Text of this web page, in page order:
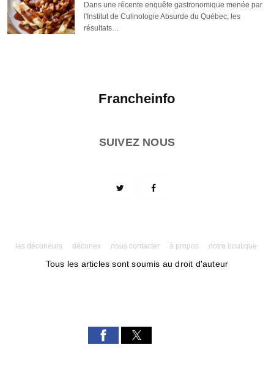
Dans une récente enquête gastronomique menée par
l'Institut de Culinologie Absurde du Québec, les
résultats…
Francheinfo
SUIVEZ NOUS
les déconeurs déconex nous contacter à propos notre boutique
Tous les articles sont soumis au droit d'auteur